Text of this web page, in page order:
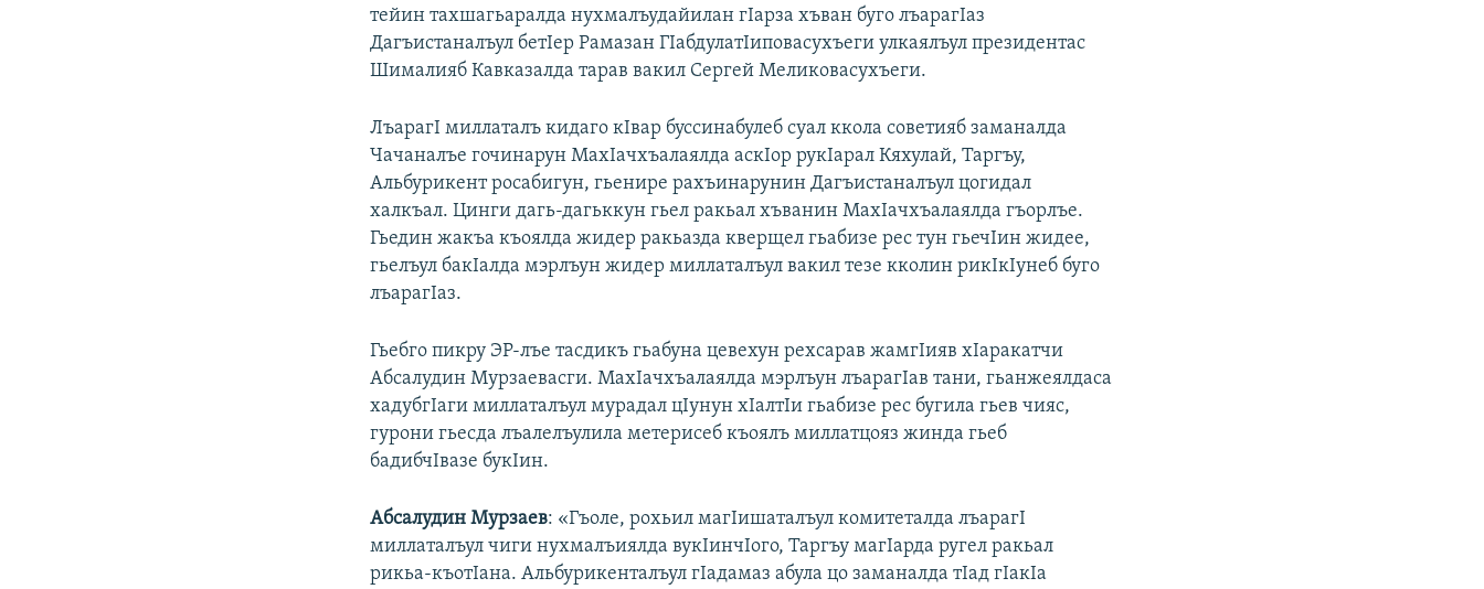
тейин тахшагьаралда нухмалъудайилан гIарза хъван буго лъарагIаз
Дагъистаналъул бетIер Рамазан ГIабдулатIиповасухъеги улкаялъул президентас
Шималияб Кавказалда тарав вакил Сергей Меликовасухъеги.
ЛъарагI миллаталъ кидаго кIвар буссинабулеб суал ккола советияб заманалда
Чачаналъе гочинарун МахIачхъалаялда аскIор рукIарал Кяхулай, Таргъу,
Альбурикент росабигун, гьенире рахъинарунин Дагъистаналъул цогидал
халкъал. Цинги дагь-дагьккун гьел ракьал хъванин МахIачхъалаялда гъорлъе.
Гьедин жакъа къоялда жидер ракьазда кверщел гьабизе рес тун гьечIин жидее,
гьелъул бакIалда мэрлъун жидер миллаталъул вакил тезе кколин рикIкIунеб буго
лъарагIаз.
Гьебго пикру ЭР-лъе тасдикъ гьабуна цевехун рехсарав жамгIияв хIаракатчи
Абсалудин Мурзаевасги. МахIачхъалаялда мэрлъун лъарагIав тани, гьанжеялдаса
хадубгIаги миллаталъул мурадал цIунун хIалтIи гьабизе рес бугила гьев чияс,
гурони гьесда лъалелъулила метерисеб къоялъ миллатцояз жинда гьеб
бадибчIвазе букIин.
Абсалудин Мурзаев: «Гъоле, рохьил магIишаталъул комитеталда лъарагI
миллаталъул чиги нухмалъиялда вукIинчIого, Таргъу магIарда ругел ракьал
рикьа-къотIана. Альбурикенталъул гIадамаз абула цо заманалда тIад гIакIа